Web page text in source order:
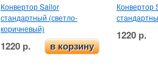
Конвертор Sailor
стандартный (светло-
коричневый)
1220 р. в корзину
Конвертор
1220 р.